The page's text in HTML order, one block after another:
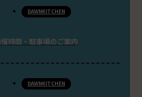
DAWNKITCHEN
時間・駐車場のご案内
DAWNKITCHEN